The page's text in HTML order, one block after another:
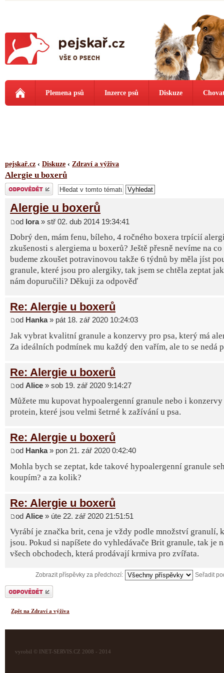
Plemena psů Inzerce psů Diskuze
pejskař.cz ‹ Diskuze ‹ Zdraví a výživa
Alergie u boxerů
Odeslat odpověď
Alergie u boxerů
od lora» stř 02. dub 2014 19:34:41
Dobrý den, mám fenu, bíleho, 4 ročného boxera trpícií
zkušenosti s alergiema u boxerů? Ještě přesně nevíme na
budeme zkoušet potravinovou takže 6 týdnů by měla jíst
granule, které jsou pro alergiky, tak jsem se chtěla zeptat
nám dopuručili? Děkuji za odpověď
Re: Alergie u boxerů
od Hanka» pát 18. zář 2020 10:24:03
Jak vybrat kvalitní granule a konzervy pro psa, který má
Za ideálních podmínek mu každý den vařím, ale to se nedá
Re: Alergie u boxerů
od Alice » sob 19. zář 2020 9:14:27
Můžete mu kupovat hypoalergenní granule nebo i
protein, které jsou velmi šetrné k zažívání u psa.
Re: Alergie u boxerů
od Hanka» pon 21. zář 2020 0:42:40
Mohla bych se zeptat, kde takové hypoalergenní granule
koupím? a za kolik?
Re: Alergie u boxerů
od Alice » úte 22. zář 2020 21:51:51
Vyrábí je značka brit, cena je vždy podle množství granulí,
jsou. Pokud si napíšete do vyhledávače Brit granule, tak je
všech obchodech, která prodávají krmiva pro zvířata.
Zobrazit příspěvky za předchozí: Seřadit
Odeslat odpověď
Zpět na Zdraví a výživa
vyrobil © INET-SERVIS.CZ 2008 - 2014